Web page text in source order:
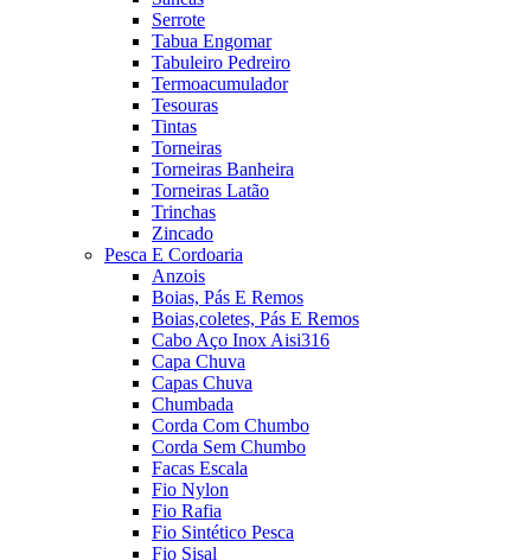
Serrote
Tabua Engomar
Tabuleiro Pedreiro
Termoacumulador
Tesouras
Tintas
Torneiras
Torneiras Banheira
Torneiras Latão
Trinchas
Zincado
Pesca E Cordoaria
Anzois
Boias, Pás E Remos
Boias,coletes, Pás E Remos
Cabo Aço Inox Aisi316
Capa Chuva
Capas Chuva
Chumbada
Corda Com Chumbo
Corda Sem Chumbo
Facas Escala
Fio Nylon
Fio Rafia
Fio Sintético Pesca
Fio Sisal